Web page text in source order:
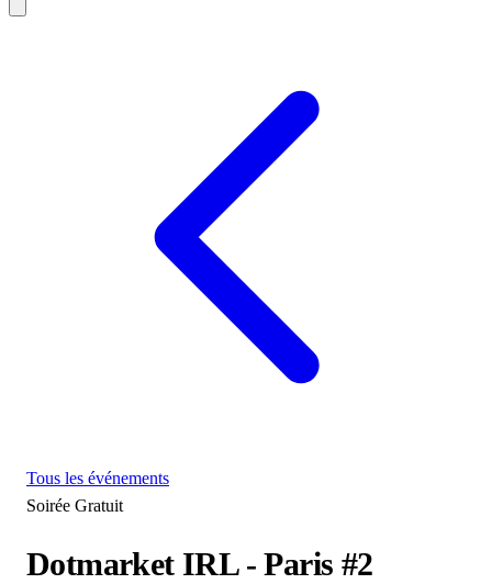
Tous les événements
Soirée Gratuit
Dotmarket IRL - Paris #2